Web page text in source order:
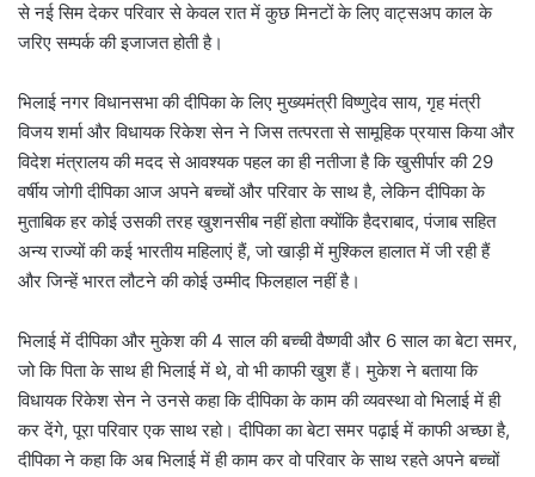
से नई सिम देकर परिवार से केवल रात में कुछ मिनटों के लिए वाट्सअप काल के
जरिए सम्पर्क की इजाजत होती है।
भिलाई नगर विधानसभा की दीपिका के लिए मुख्यमंत्री विष्णुदेव साय, गृह मंत्री
विजय शर्मा और विधायक रिकेश सेन ने जिस तत्परता से सामूहिक प्रयास किया और
विदेश मंत्रालय की मदद से आवश्यक पहल का ही नतीजा है कि खुसीर्पार की 29
वर्षीय जोगी दीपिका आज अपने बच्चों और परिवार के साथ है, लेकिन दीपिका के
मुताबिक हर कोई उसकी तरह खुशनसीब नहीं होता क्योंकि हैदराबाद, पंजाब सहित
अन्य राज्यों की कई भारतीय महिलाएं हैं, जो खाड़ी में मुश्किल हालात में जी रही हैं
और जिन्हें भारत लौटने की कोई उम्मीद फिलहाल नहीं है।
भिलाई में दीपिका और मुकेश की 4 साल की बच्ची वैष्णवी और 6 साल का बेटा समर,
जो कि पिता के साथ ही भिलाई में थे, वो भी काफी खुश हैं। मुकेश ने बताया कि
विधायक रिकेश सेन ने उनसे कहा कि दीपिका के काम की व्यवस्था वो भिलाई में ही
कर देंगे, पूरा परिवार एक साथ रहो। दीपिका का बेटा समर पढ़ाई में काफी अच्छा है,
दीपिका ने कहा कि अब भिलाई में ही काम कर वो परिवार के साथ रहते अपने बच्चों